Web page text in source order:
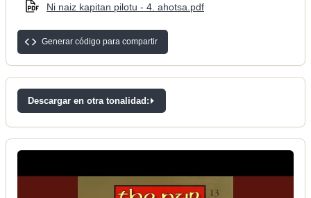
Ni naiz kapitan pilotu - 4. ahotsa.pdf
Generar código para compartir
Descargar en otra tonalidad: